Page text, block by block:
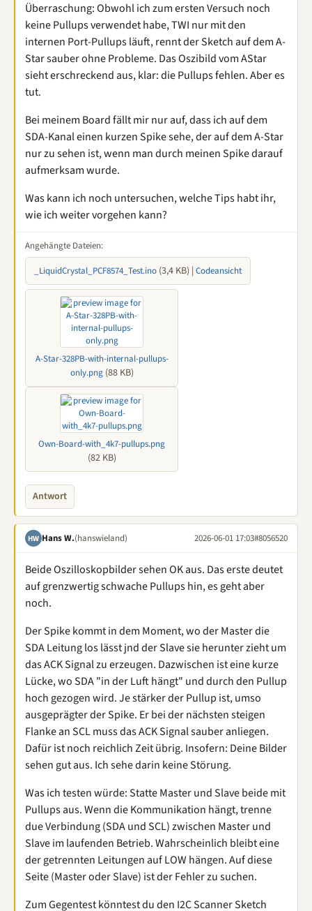
Überraschung: Obwohl ich zum ersten Versuch noch
keine Pullups verwendet habe, TWI nur mit den
internen Port-Pullups läuft, rennt der Sketch auf dem A-
Star sauber ohne Probleme. Das Oszibild vom AStar
sieht erschreckend aus, klar: die Pullups fehlen. Aber es
tut.
Bei meinem Board fällt mir nur auf, dass ich auf dem
SDA-Kanal einen kurzen Spike sehe, der auf dem A-Star
nur zu sehen ist, wenn man durch meinen Spike darauf
aufmerksam wurde.
Was kann ich noch untersuchen, welche Tips habt ihr,
wie ich weiter vorgehen kann?
Angehängte Dateien:
_LiquidCrystal_PCF8574_Test.ino (3,4 KB) | Codeansicht
A-Star-328PB-with-internal-pullups-
only.png(88 KB)
Own-Board-with_4k7-pullups.png
(82 KB)
Antwort
HW Hans W.(hanswieland) 2026-06-01 17:03#8056520
Beide Oszilloskopbilder sehen OK aus. Das erste deutet
auf grenzwertig schwache Pullups hin, es geht aber
noch.
Der Spike kommt in dem Moment, wo der Master die
SDA Leitung los lässt jnd der Slave sie herunter zieht um
das ACK Signal zu erzeugen. Dazwischen ist eine kurze
Lücke, wo SDA "in der Luft hängt" und durch den Pullup
hoch gezogen wird. Je stärker der Pullup ist, umso
ausgeprägter der Spike. Er bei der nächsten steigen
Flanke an SCL muss das ACK Signal sauber anliegen.
Dafür ist noch reichlich Zeit übrig. Insofern: Deine Bilder
sehen gut aus. Ich sehe darin keine Störung.
Was ich testen würde: Statte Master und Slave beide mit
Pullups aus. Wenn die Kommunikation hängt, trenne
due Verbindung (SDA und SCL) zwischen Master und
Slave im laufenden Betrieb. Wahrscheinlich bleibt eine
der getrennten Leitungen auf LOW hängen. Auf diese
Seite (Master oder Slave) ist der Fehler zu suchen.
Zum Gegentest könntest du den I2C Scanner Sketch